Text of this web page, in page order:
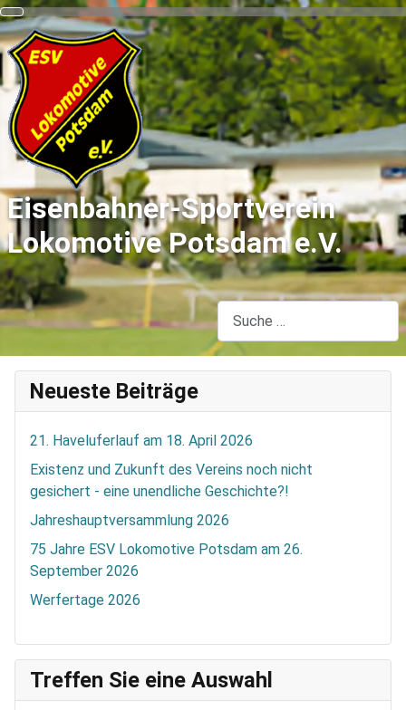
Eisenbahner-Sportverein
Lokomotive Potsdam e.V.
Suchen
Neueste Beiträge
21. Haveluferlauf am 18. April 2026
Existenz und Zukunft des Vereins noch nicht
gesichert - eine unendliche Geschichte?!
Jahreshauptversammlung 2026
75 Jahre ESV Lokomotive Potsdam am 26.
September 2026
Werfertage 2026
Treffen Sie eine Auswahl